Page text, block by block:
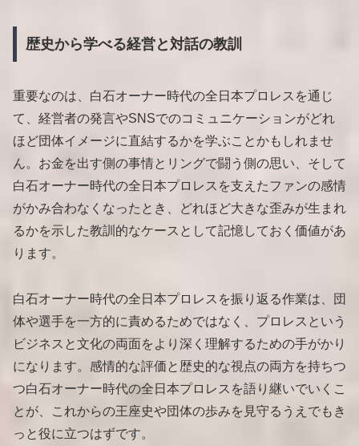
歴史から学べる経営と対話の教訓
重要なのは、白石オーナー時代の全日本プロレスを通じ
て、経営者の発言やSNSでのコミュニケーションがどれ
ほど団体イメージに直結するかを学ぶことかもしれませ
ん。お金を出す側の事情とリングで闘う側の思い、そして
白石オーナー時代の全日本プロレスを支えたファンの感情
がかみ合わなくなったとき、どれほど大きな歪みが生まれ
るかを示した教訓的なケースとして記憶しておく価値があ
ります。
白石オーナー時代の全日本プロレスを振り返る作業は、団
体や選手を一方的に責めるためではなく、プロレスという
ビジネスと文化の両面をより深く理解するための手がかり
になります。感情的な評価と歴史的な視点の両方を持ちつ
つ白石オーナー時代の全日本プロレスを語り継いでいくこ
とが、これからの王座史や団体の歩みを見守るうえでもき
っと役に立つはずです。